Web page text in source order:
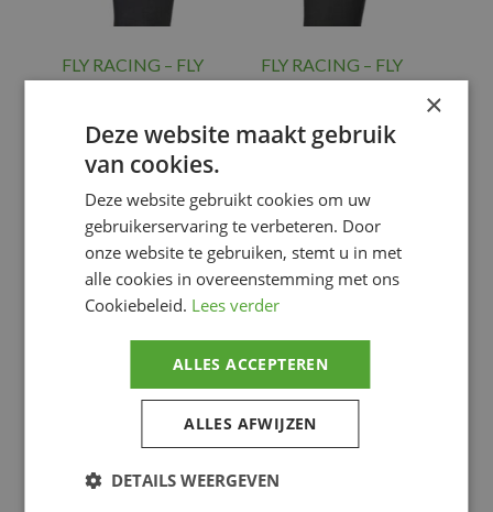
FLY RACING – FLY
SOX KNEE BRACE,
39.96
APPAREL
Sportkleding &
toebehoren
Voeg toe
FLY RACING – FLY
SOX KNEE BRACE,
€39.96
Sportkleding &
toebehoren
Voeg toe
×
Deze website maakt gebruik
van cookies.
Deze website gebruikt cookies om uw
gebruikerservaring te verbeteren. Door
onze website te gebruiken, stemt u in met
alle cookies in overeenstemming met ons
Cookiebeleid. Lees verder
ALLES ACCEPTEREN
ALLES AFWIJZEN
DETAILS WEERGEVEN